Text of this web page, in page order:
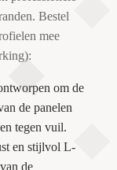
Bestel
mee
om de
de panelen
tegen vuil.
en stijlvol L-
de